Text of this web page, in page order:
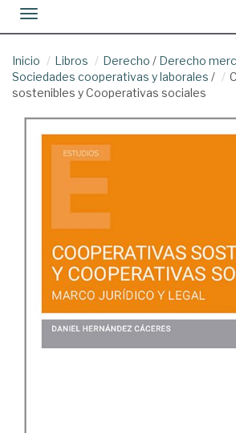
Toggle navigation
Inicio Libros Derecho / Derecho
Sociedades cooperativas y laborales /
sostenibles y Cooperativas sociales